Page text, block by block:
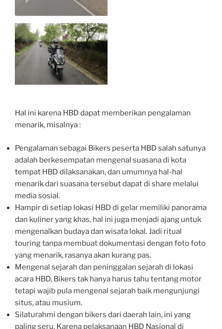
Hal ini karena HBD dapat memberikan pengalaman
menarik, misalnya :
Pengalaman sebagai Bikers peserta HBD salah satunya
adalah berkesempatan mengenal suasana di kota
tempat HBD dilaksanakan, dan umumnya hal-hal
menarik dari suasana tersebut dapat di share melalui
media sosial.
Hampir di setiap lokasi HBD di gelar memiliki panorama
dan kuliner yang khas, hal ini juga menjadi ajang untuk
mengenalkan budaya dan wisata lokal. Jadi ritual
touring tanpa membuat dokumentasi dengan foto foto
yang menarik, rasanya akan kurang pas.
Mengenal sejarah dan peninggalan sejarah di lokasi
acara HBD, Bikers tak hanya harus tahu tentang motor
tetapi wajib pula mengenal sejarah baik mengunjungi
situs, atau musium.
Silaturahmi dengan bikers dari daerah lain, ini yang
paling seru. Karena pelaksanaan HBD Nasional di